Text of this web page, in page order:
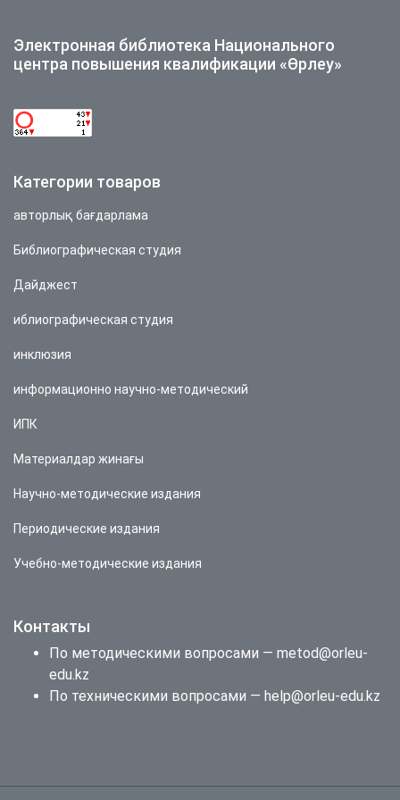
Электронная библиотека Национального
центра повышения квалификации «Өрлеу»
Категории товаров
авторлық бағдарлама
Библиографическая студия
Дайджест
иблиографическая студия
инклюзия
информационно научно-методический
ИПК
Материалдар жинағы
Научно-методические издания
Периодические издания
Учебно-методические издания
Контакты
По методическими вопросами — metod@orleu-
edu.kz
По техническими вопросами — help@orleu-edu.kz